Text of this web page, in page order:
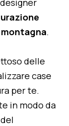
.
delle
case
per te.
in modo da